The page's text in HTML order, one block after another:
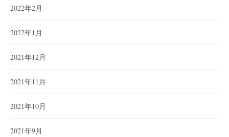
2022年2月
2022年1月
2021年12月
2021年11月
2021年10月
2021年9月